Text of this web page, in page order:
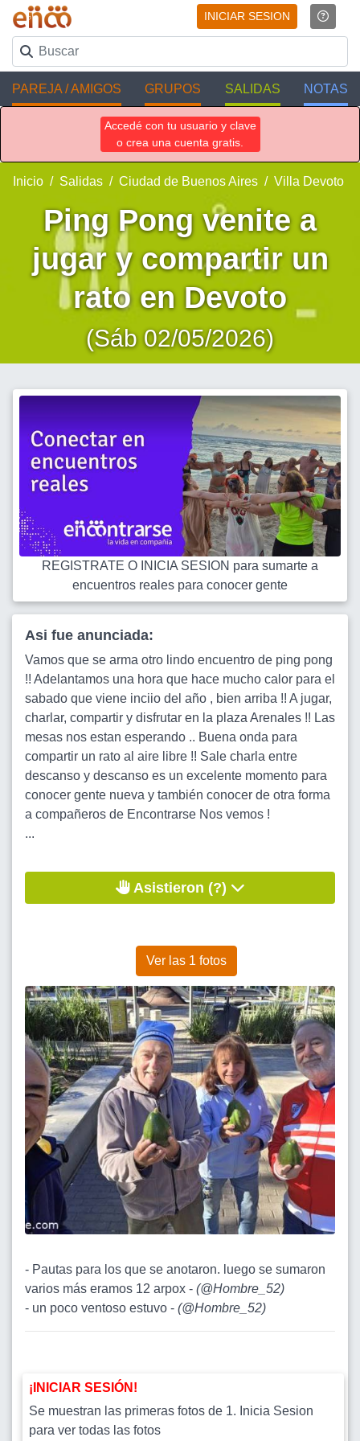
INICIAR SESION
PAREJA / AMIGOS GRUPOS SALIDAS NOTAS
Accedé con tu usuario y clave
o crea una cuenta gratis.
Inicio Salidas Ciudad de Buenos Aires Villa Devoto
Ping Pong venite a
jugar y compartir un
rato en Devoto
(Sáb 02/05/2026)
REGISTRATE O INICIA SESION para sumarte a
encuentros reales para conocer gente
Asi fue anunciada:
Vamos que se arma otro lindo encuentro de ping pong
!! Adelantamos una hora que hace mucho calor para el
sabado que viene inciio del año , bien arriba !! A jugar,
charlar, compartir y disfrutar en la plaza Arenales !! Las
mesas nos estan esperando .. Buena onda para
compartir un rato al aire libre !! Sale charla entre
descanso y descanso es un excelente momento para
conocer gente nueva y también conocer de otra forma
a compañeros de Encontrarse Nos vemos !
...
Asistieron (?)
Ver las 1 fotos
- Pautas para los que se anotaron. luego se sumaron
varios más eramos 12 arpox - (@Hombre_52)
- un poco ventoso estuvo - (@Hombre_52)
¡INICIAR SESIÓN!
Se muestran las primeras fotos de 1. Inicia Sesion
para ver todas las fotos